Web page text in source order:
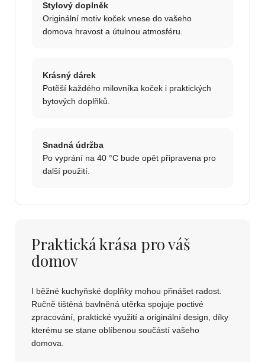
Stylový doplněk
Originální motiv koček vnese do vašeho
domova hravost a útulnou atmosféru.
Krásný dárek
Potěší každého milovníka koček i praktických
bytových doplňků.
Snadná údržba
Po vyprání na 40 °C bude opět připravena pro
další použití.
Praktická krása pro váš
domov
I běžné kuchyňské doplňky mohou přinášet radost.
Ručně tištěná bavlněná utěrka spojuje poctivé
zpracování, praktické využití a originální design, díky
kterému se stane oblíbenou součástí vašeho
domova.